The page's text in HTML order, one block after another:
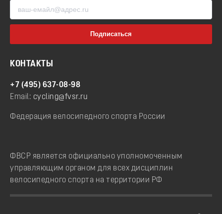
КОНТАКТЫ
+7 (495) 637-08-98
Email: cycling@fvsr.ru
Федерация велосипедного спорта России
ФВСР является официально уполномоченным
управляющим органом для всех дисциплин
велосипедного спорта на территории РФ